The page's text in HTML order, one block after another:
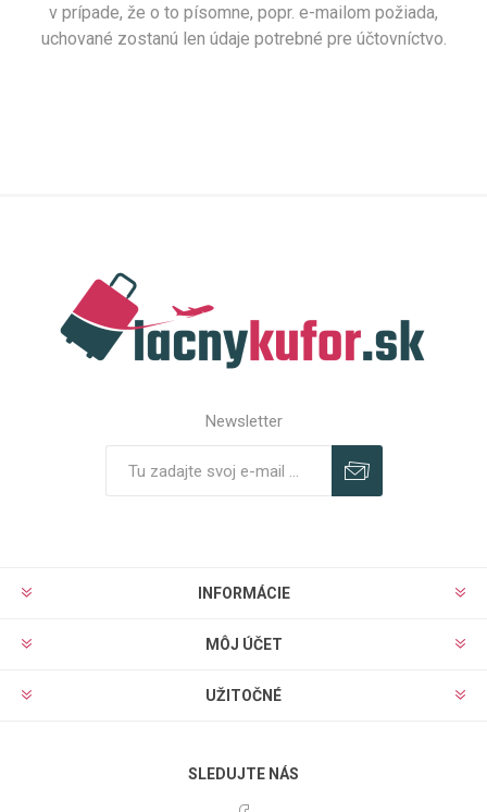
v prípade, že o to písomne, popr. e-mailom požiada,
uchované zostanú len údaje potrebné pre účtovníctvo.
Newsletter
INFORMÁCIE
MÔJ ÚČET
UŽITOČNÉ
SLEDUJTE NÁS